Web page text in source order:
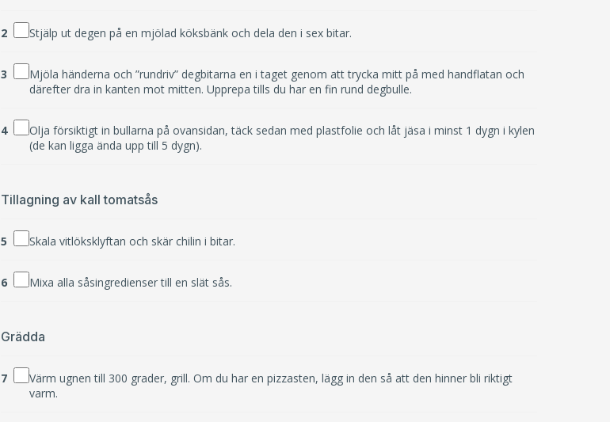
2 Stjälp ut degen på en mjölad köksbänk och dela den i sex bitar.
3
Mjöla händerna och ”rundriv” degbitarna en i taget genom att trycka mitt på med handflatan och
därefter dra in kanten mot mitten. Upprepa tills du har en fin rund degbulle.
4
Olja försiktigt in bullarna på ovansidan, täck sedan med plastfolie och låt jäsa i minst 1 dygn i kylen
(de kan ligga ända upp till 5 dygn).
Tillagning av kall tomatsås
5 Skala vitlöksklyftan och skär chilin i bitar.
6 Mixa alla såsingredienser till en slät sås.
Grädda
7
Värm ugnen till 300 grader, grill. Om du har en pizzasten, lägg in den så att den hinner bli riktigt
varm.